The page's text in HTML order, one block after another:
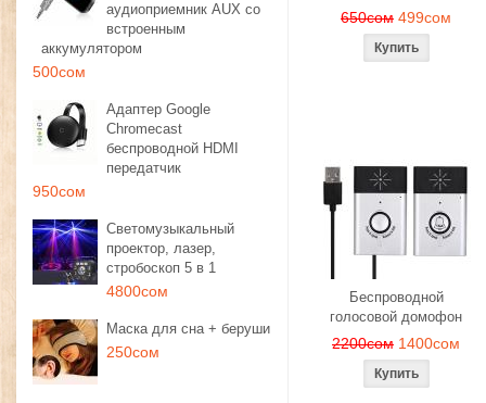
аудиоприемник AUX со
встроенным
аккумулятором
500сом
Адаптер Google
Chromecast
беспроводной HDMI
передатчик
950сом
Светомузыкальный
проектор, лазер,
стробоскоп 5 в 1
4800сом
Маска для сна + беруши
250сом
650сом 499сом
Беспроводной
голосовой домофон
2200сом 1400сом